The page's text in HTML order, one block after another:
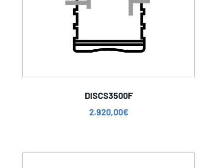
DISCS3500F
2.920,00€